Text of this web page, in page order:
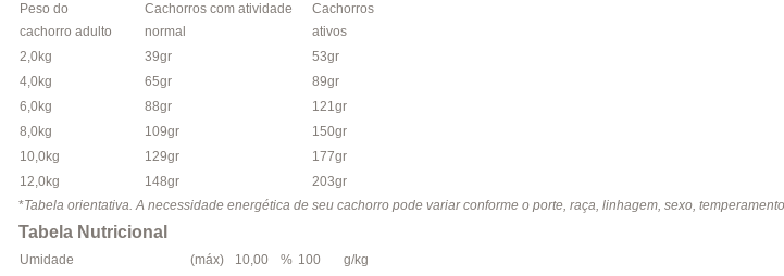
Peso do
cachorro adulto
Cachorros com atividade
normal
Cachorros
ativos
2,0kg
39gr
53gr
4,0kg
65gr
89gr
6,0kg
88gr
121gr
8,0kg
109gr
150gr
10,0kg
129gr
177gr
12,0kg
148gr
203gr
*Tabela orientativa. A necessidade energética de seu cachorro pode variar conforme o porte, raça, linhagem, sexo,
Tabela Nutricional
Umidade (máx) 10,00 % 100
g/kg